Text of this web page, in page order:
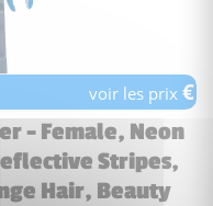
voir les prix€
- Female, Neon
Stripes,
Hair, Beauty